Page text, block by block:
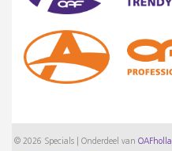
© 2026 Specials | Onderdeel van